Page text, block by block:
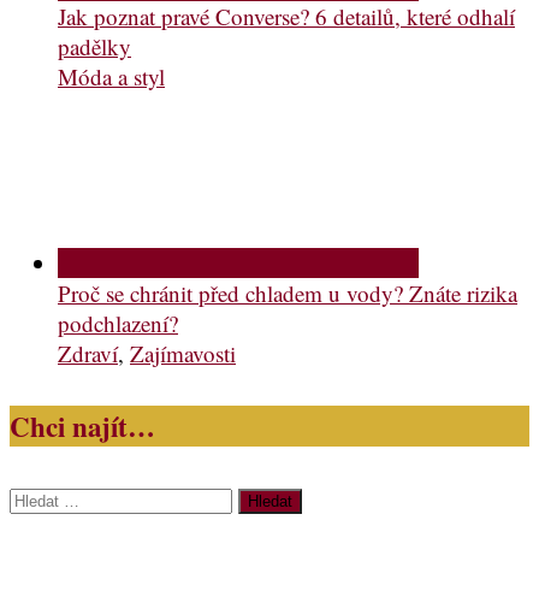
Jak poznat pravé Converse? 6 detailů, které odhalí
padělky
Móda a styl
Proč se chránit před chladem u vody? Znáte rizika
podchlazení?
Zdraví, Zajímavosti
Chci najít…
Vyhledávání